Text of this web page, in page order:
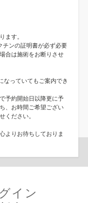
ます。
ンの証明書が必ず必要
合は施術をお断りさせ
なっていてもご案内でき
予約開始日以降更に予
、お時間ご希望ござい
ください。
よりお待ちしておりま
イン